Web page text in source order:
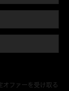
オファーを受け取る